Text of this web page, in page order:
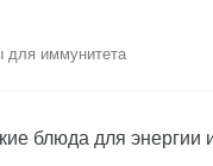
для иммунитета
блюда для энергии